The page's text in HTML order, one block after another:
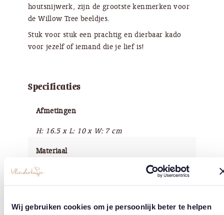
Wij gebruiken cookies om je persoonlijk beter te helpen
houtsnijwerk, zijn de grootste kenmerken voor
de Willow Tree beeldjes.
Stuk voor stuk een prachtig en dierbaar kado
voor jezelf of iemand die je lief is!
Specificaties
Afmetingen
H: 16.5 x L: 10 x W: 7 cm
Materiaal
Kunsthars
Handbeschilderd